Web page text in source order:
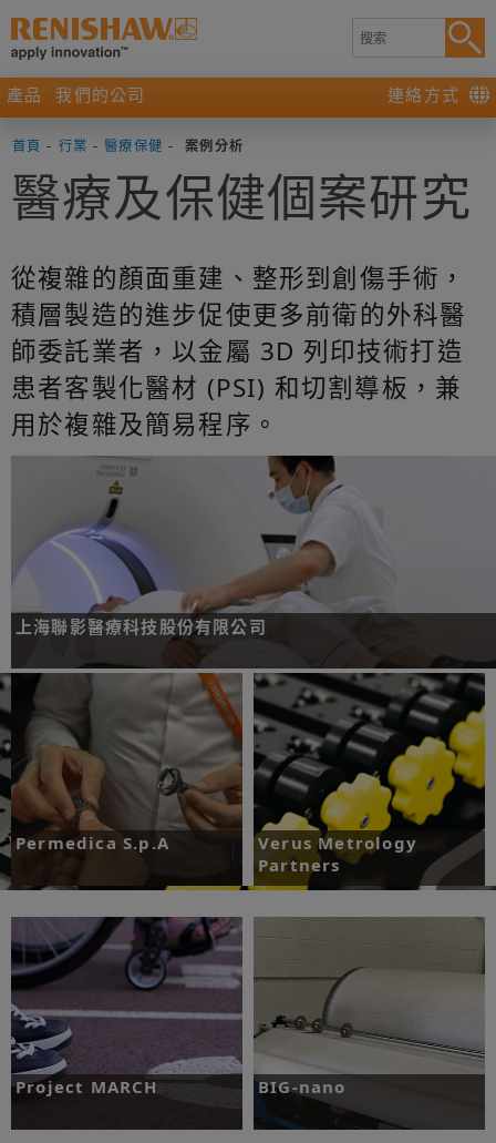
產品 我們的公司 連絡方式
首頁 - 行業 - 醫療保健 - 案例分析
醫療及保健個案研究
從複雜的顏面重建、整形到創傷手術，
積層製造的進步促使更多前衛的外科醫
師委託業者，以金屬 3D 列印技術打造
患者客製化醫材 (PSI) 和切割導板，兼
用於複雜及簡易程序。
上海聯影醫療科技股份有限公司
挑戰：找出高度精準及可靠的光學尺產品用於高效能電腦斷層 (CT) 掃描設備。
了解更多
Permedica S.p.A
了解更多
Verus Metrology
Partners
挑戰：提高量測效率，實現大規模生
Project MARCH BIG-nano